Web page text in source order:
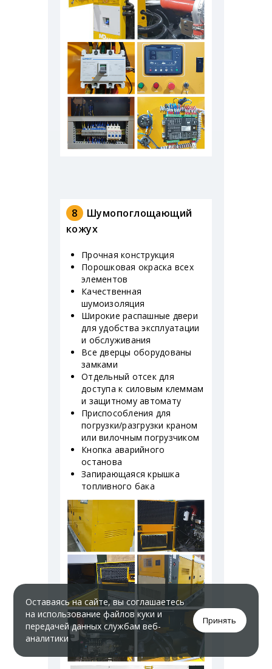
8
Шумопоглощающий
кожух
Прочная конструкция
Порошковая окраска всех
элементов
Качественная
шумоизоляция
Широкие распашные двери
для удобства эксплуатации
и обслуживания
Все дверцы оборудованы
замками
Отдельный отсек для
доступа к силовым клеммам
и защитному автомату
Приспособления для
погрузки/разгрузки краном
или вилочным погрузчиком
Кнопка аварийного
останова
Запирающаяся крышка
топливного бака
Оставаясь на сайте, вы соглашаетесь
на использование файлов куки и
передачей данных службам веб-
аналитики
Принять